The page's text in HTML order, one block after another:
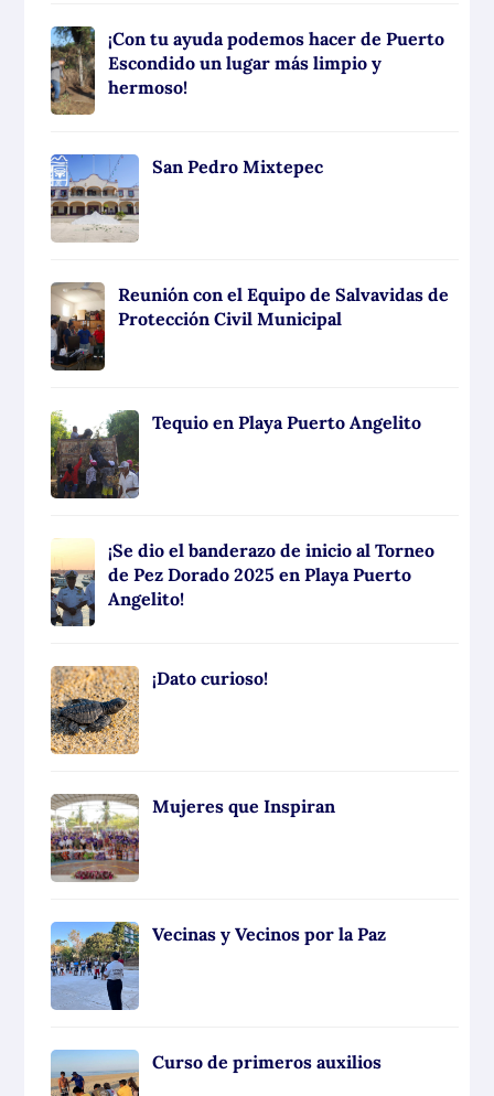
¡Con tu ayuda podemos hacer de Puerto
Escondido un lugar más limpio y
hermoso!
San Pedro Mixtepec
Reunión con el Equipo de Salvavidas de
Protección Civil Municipal
Tequio en Playa Puerto Angelito
¡Se dio el banderazo de inicio al Torneo
de Pez Dorado 2025 en Playa Puerto
Angelito!
¡Dato curioso!
Mujeres que Inspiran
Vecinas y Vecinos por la Paz
Curso de primeros auxilios